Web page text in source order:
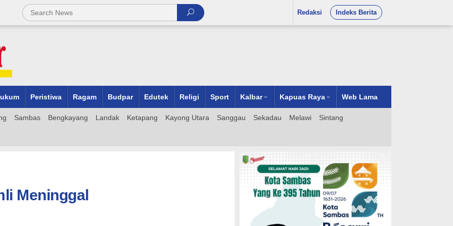
Redaksi Indeks Berita
Peristiwa Ragam Budpar Edutek Religi Sport Kalbar Kapuas Raya Web Lama
Sambas Bengkayang Landak Ketapang Kayong Utara Sanggau Sekadau Melawi Sintang
Meninggal